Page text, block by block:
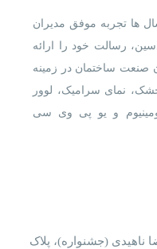
ها تجربه موفق مدیران
رسالت خود را ارائه
صنعت ساختمان در زمینه
نمای سرامیک، لوور
و یو پی وی سی
ناهیدی (جشنواره)، پلاک